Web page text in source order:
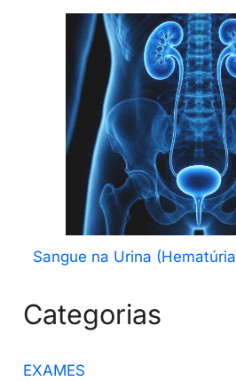
Sangue na Urina
Categorias
EXAMES